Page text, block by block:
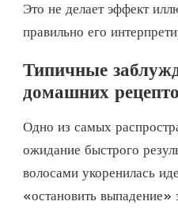
Это не делает эффект
правильно его
Типичные
домашних
Одно из самых
ожидание быстрого
волосами укоренилась
«остановить выпадение»